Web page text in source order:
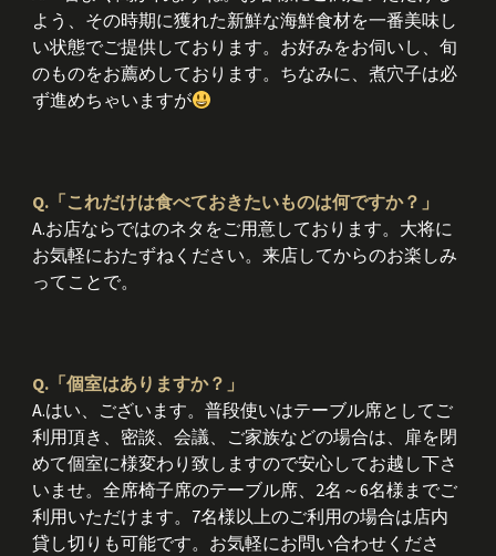
よう、その時期に獲れた新鮮な海鮮食材を一番美味し
い状態でご提供しております。お好みをお伺いし、旬
のものをお薦めしております。ちなみに、煮穴子は必
ず進めちゃいますが
Q.「これだけは食べておきたいものは何ですか？」
A.お店ならではのネタをご用意しております。大将に
お気軽におたずねください。来店してからのお楽しみ
ってことで。
Q.「個室はありますか？」
A.はい、ございます。普段使いはテーブル席としてご
利用頂き、密談、会議、ご家族などの場合は、扉を閉
めて個室に様変わり致しますので安心してお越し下さ
いませ。全席椅子席のテーブル席、2名～6名様までご
利用いただけます。7名様以上のご利用の場合は店内
貸し切りも可能です。お気軽にお問い合わせくださ